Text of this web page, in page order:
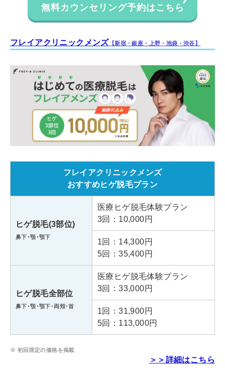
診療時間
平日：12:00～21:00
土日祝：11:00～20:00
東京都渋谷区宇田川町12-9
JouLe SHIBUYA B1階
アクセス
各線「渋谷駅」より徒歩5分(渋谷
PARCO付近、井の頭通り沿い)
診療時間
土日祝：11:00～20:00
レジーナクリニックオム吉祥寺院
住所
東京都武蔵野市吉祥寺本町1丁目8
Kichijoji ex 地下1階
JR「吉祥寺駅」より徒歩4分
診療時間
土日祝：11:00～20:00
レジーナクリニックオム町田院
無料カウンセリング予約はこちら
フレイアクリニックメンズ 【新宿・銀座・上野・池袋・渋谷】
フレイアクリニックメンズ
おすすめヒゲ脱毛プラン
ヒゲ脱毛(3部位)
鼻下･顎･顎下
医療ヒゲ脱毛体験プラン
3回：10,000円
1回：14,300円
5回：35,400円
ヒゲ脱毛全部位
鼻下･顎･顎下･両頬･首
医療ヒゲ脱毛体験プラン
3回：33,000円
1回：31,900円
5回：113,000円
※ 初回限定の価格を掲載
＞＞詳細はこちら